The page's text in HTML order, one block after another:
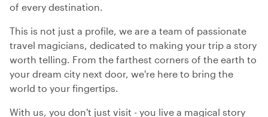
of every destination.
This is not just a profile, we are a team of passionate
travel magicians, dedicated to making your trip a story
worth telling. From the farthest corners of the earth to
your dream city next door, we're here to bring the
world to your fingertips.
With us, you don't just visit - you live a magical story